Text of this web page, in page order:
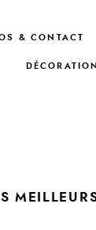
& CONTACT